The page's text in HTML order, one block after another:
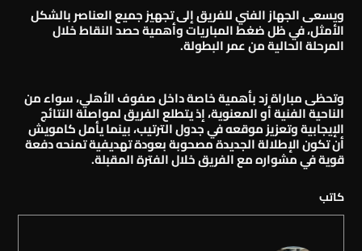
ويسعى الجهاز الفني للفريق إلى تجهيز جميع العناصر بالشكل
الأمثل، في ظل ضغط المباريات وأهمية حصد النقاط خلال
المرحلة الحالية من عمر البطولة.
وتحظى مباراة زد بأهمية خاصة داخل صفوف الأهلي، سواء من
الناحية الفنية أو المعنوية، إذ يتطلع الفريق لمواصلة النتائج
الإيجابية وتعزيز موقعه في جدول الترتيب، بينما يأمل كامويش
أن تكون الإطلالة الجديدة مصحوبة بعودة تهديفية تمنحه دفعة
قوية في مشواره مع الفريق خلال الفترة المقبلة.
كاتب